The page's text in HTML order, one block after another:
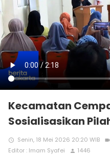
Kecamatan
Sosialisasikan
access_time Senin, 18 Mei 2026 20:20 WIB videocam
Editor : Imam Syafei person 1446